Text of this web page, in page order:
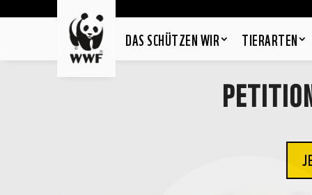
DAS SCHÜTZEN WIR TIERARTEN